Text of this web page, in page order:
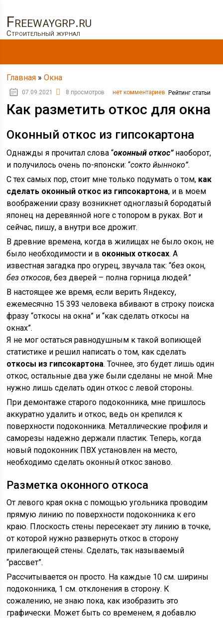
Freewaygrp.ru
Строительный журнал
Главная »Окна
07.09.2021 8 просмотров нет комментариев Рейтинг статьи
Как разметить откос для окна
Оконный откос из гипсокартона
Однажды я прочитал слова “оконный откос”наоборот,
и получилось очень по-японски: “сокто йынноко”.
С тех самых пор, стоит мне только подумать о том, как
сделать оконный откос из гипсокартона, и в моем
воображении сразу возникнет одноглазый бородатый
японец на деревянной ноге с топором в руках. Вот и
сейчас, пишу, а внутри все дрожит.
В древние времена, когда в жилищах не было окон, не
было необходимости и в оконных откосах. А
известная загадка про огурец, звучала так: “без окон,
без откосов, без дверей – полна горница людей.”
В настоящее же время, если верить Яндексу,
ежемесячно 15 393 человека вбивают в строку поиска
фразу “откосы на окна” и “как сделать откосы на
окнах”.
Я не мог остаться равнодушным к такой вопиющей
статистике и решил написать о том, как сделать
откосы из гипсокартона. Точнее, это будет лишь один
откос, остальные два уже были сделаны не мной. Мне
нужно лишь сделать один откос с левой стороны.
При демонтаже старого подоконника, мне пришлось
аккуратно удалить и откос, ведь он крепился к
поверхности подоконника. Металлические профиля и
саморезы надежно держали пластик. Теперь, когда
новый подоконник ПВХ установлен на место,
необходимо сделать оконный откос заново.
Разметка оконного откоса
От левого края окна с помощью угольника проводим
прямую линию по поверхности подоконника к его
краю. Плоскость стены пересекает эту линию в точке,
от которой нужно развернуть откос в сторону
прилегающей стены. Сделать, так называемый
“рассвет”.
Рассчитывается он просто. На каждые 10 см. ширины
подоконника, 1 см. отклонения в сторону. К
сожалению, не знаю пока, как изобразить это
графически. Может быть со временем, я добавлю